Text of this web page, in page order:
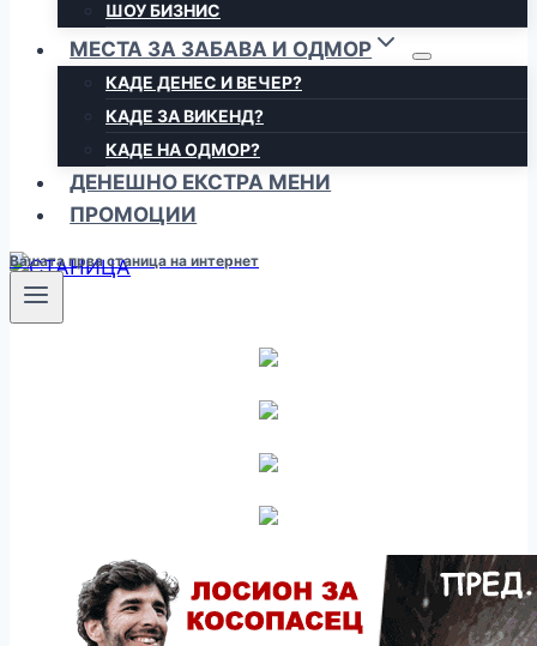
ШОУ БИЗНИС
МЕСТА ЗА ЗАБАВА И ОДМОР
КАДЕ ДЕНЕС И ВЕЧЕР?
КАДЕ ЗА ВИКЕНД?
КАДЕ НА ОДМОР?
ДЕНЕШНО ЕКСТРА МЕНИ
ПРОМОЦИИ
Вашата прва станица на интернет